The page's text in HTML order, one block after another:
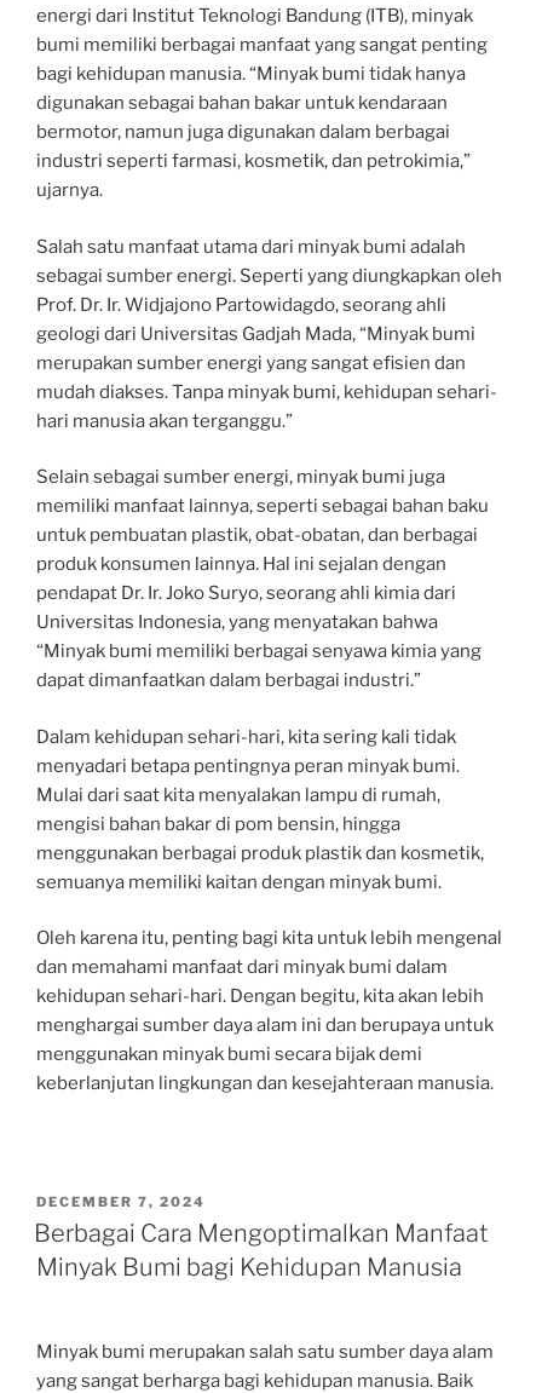
energi dari Institut Teknologi Bandung (ITB), minyak
bumi memiliki berbagai manfaat yang sangat penting
bagi kehidupan manusia. “Minyak bumi tidak hanya
digunakan sebagai bahan bakar untuk kendaraan
bermotor, namun juga digunakan dalam berbagai
industri seperti farmasi, kosmetik, dan petrokimia,”
ujarnya.
Salah satu manfaat utama dari minyak bumi adalah
sebagai sumber energi. Seperti yang diungkapkan oleh
Prof. Dr. Ir. Widjajono Partowidagdo, seorang ahli
geologi dari Universitas Gadjah Mada, “Minyak bumi
merupakan sumber energi yang sangat efisien dan
mudah diakses. Tanpa minyak bumi, kehidupan sehari-
hari manusia akan terganggu.”
Selain sebagai sumber energi, minyak bumi juga
memiliki manfaat lainnya, seperti sebagai bahan baku
untuk pembuatan plastik, obat-obatan, dan berbagai
produk konsumen lainnya. Hal ini sejalan dengan
pendapat Dr. Ir. Joko Suryo, seorang ahli kimia dari
Universitas Indonesia, yang menyatakan bahwa
“Minyak bumi memiliki berbagai senyawa kimia yang
dapat dimanfaatkan dalam berbagai industri.”
Dalam kehidupan sehari-hari, kita sering kali tidak
menyadari betapa pentingnya peran minyak bumi.
Mulai dari saat kita menyalakan lampu di rumah,
mengisi bahan bakar di pom bensin, hingga
menggunakan berbagai produk plastik dan kosmetik,
semuanya memiliki kaitan dengan minyak bumi.
Oleh karena itu, penting bagi kita untuk lebih mengenal
dan memahami manfaat dari minyak bumi dalam
kehidupan sehari-hari. Dengan begitu, kita akan lebih
menghargai sumber daya alam ini dan berupaya untuk
menggunakan minyak bumi secara bijak demi
keberlanjutan lingkungan dan kesejahteraan manusia.
POSTED
ON
DECEMBER 7, 2024
Berbagai Cara Mengoptimalkan Manfaat
Minyak Bumi bagi Kehidupan Manusia
Minyak bumi merupakan salah satu sumber daya alam
yang sangat berharga bagi kehidupan manusia. Baik